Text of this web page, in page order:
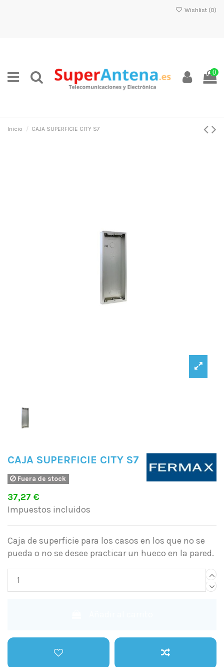
Wishlist (0)
0
Inicio CAJA SUPERFICIE CITY S7
CAJA SUPERFICIE CITY S7
Fuera de stock
37,27 €
Impuestos incluidos
Caja de superficie para los casos en los que no se
pueda o no se desee practicar un hueco en la pared.